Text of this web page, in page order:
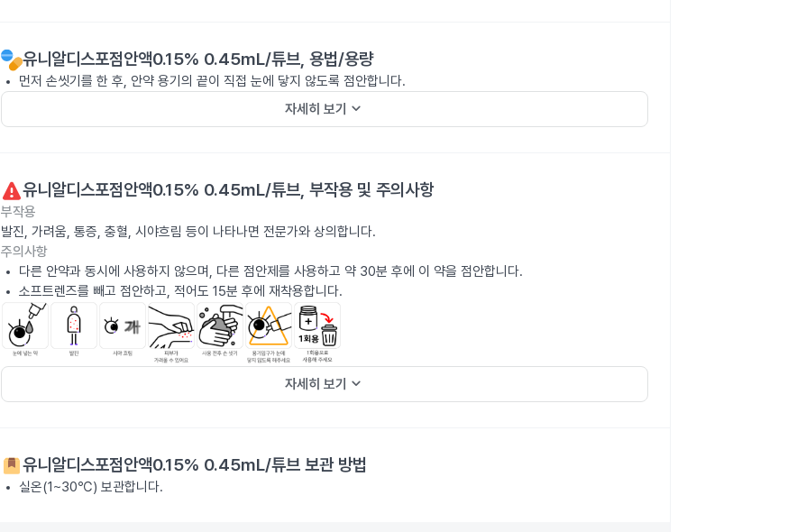
유니알디스포점안액0.15% 0.45mL/튜브, 용법/용량
먼저 손씻기를 한 후, 안약 용기의 끝이 직접 눈에 닿지 않도록 점안합니다.
자세히 보기 keyboard_arrow_down
유니알디스포점안액0.15% 0.45mL/튜브, 부작용 및 주의사항
부작용
발진, 가려움, 통증, 충혈, 시야흐림 등이 나타나면 전문가와 상의합니다.
주의사항
다른 안약과 동시에 사용하지 않으며, 다른 점안제를 사용하고 약 30분 후에 이 약을 점안합니다.
소프트렌즈를 빼고 점안하고, 적어도 15분 후에 재착용합니다.
자세히 보기 keyboard_arrow_down
유니알디스포점안액0.15% 0.45mL/튜브 보관 방법
실온(1~30℃) 보관합니다.